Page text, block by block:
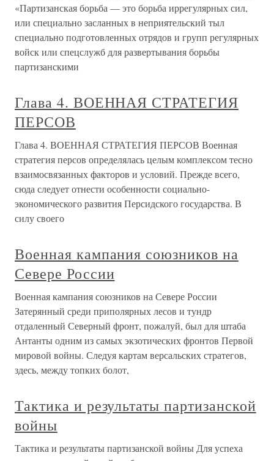
«Партизанская борьба — это борьба иррегулярных сил,
или специально засланных в неприятельский тыл
специально подготовленных отрядов и групп регулярных
войск или спецслужб для развертывания борьбы
партизанскими
Глава 4. ВОЕННАЯ СТРАТЕГИЯ
ПЕРСОВ
Глава 4. ВОЕННАЯ СТРАТЕГИЯ ПЕРСОВ Военная
стратегия персов определялась целым комплексом тесно
взаимосвязанных факторов и условий. Прежде всего,
сюда следует отнести особенности социально-
экономического развития Персидского государства. В
силу своего
Военная кампания союзников на
Севере России
Военная кампания союзников на Севере России
Затерянный среди приполярных лесов и тундр
отдаленный Северный фронт, пожалуй, был для штаба
Антанты одним из самых экзотических фронтов Первой
мировой войны. Следуя картам версальских стратегов,
здесь, между топких болот,
Тактика и результаты партизанской
войны
Тактика и результаты партизанской войны Для успеха